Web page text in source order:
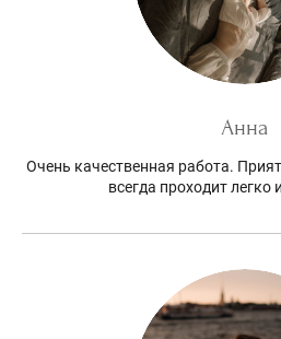
Анна
Очень качественная работа.
всегда проходит